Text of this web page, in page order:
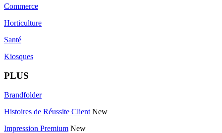
Commerce
Horticulture
Santé
Kiosques
PLUS
Brandfolder
Histoires de Réussite Client New
Impression Premium New